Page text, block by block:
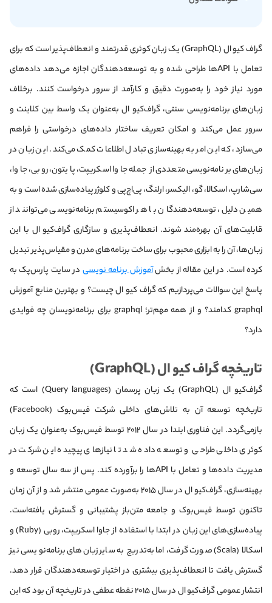
گراف‌ کیو ال (GraphQL) یک زبان کوئری قدرتمند و انعطاف‌پذیر است که برای
تعامل با APIها طراحی شده و به توسعه‌دهندگان اجازه می‌دهد داده‌های
مورد نیاز خود را به‌صورت دقیق و کارآمد از سرور درخواست کنند. برخلاف
زبان‌های برنامه‌نویسی سنتی، گراف‌کیو ال به‌عنوان یک واسط بین کلاینت و
سرور عمل می‌کند و امکان تعریف ساختار داده‌های درخواستی را فراهم
می‌سازد، که این امر به بهینه‌سازی تبادل اطلاعات کمک می‌کند. این زبان در
زبان‌های برنامه‌نویسی متعددی از جمله جاوا اسکریپت، پایتون، روبی، جاوا،
سی‌شارپ، اسکالا، گو، الیکسر، ارلنگ، پی‌اچ‌پی و کلوژر پیاده‌سازی شده است و به
همین دلیل، توسعه‌دهندگان با هر اکوسیستم برنامه‌نویسی می‌توانند از
قابلیت‌های آن بهره‌مند شوند. انعطاف‌پذیری و سازگاری گراف‌کیو ال با این
زبان‌ها، آن را به ابزاری محبوب برای ساخت برنامه‌های مدرن و مقیاس‌پذیر تبدیل
کرده است. در این مقاله از بخشآموزش برنامه نویسی در سایت پارس‌پک به
پاسخ این سوالات می‌پردازیم که گراف کیو ال چیست؟ و بهترین منابع آموزش
graphql کدامند؟ و از همه مهم‌تر؛ graphql برای برنامه‌نویسان چه فوایدی
دارد؟
تاریخچه گراف کیو ال (GraphQL)
گراف‌کیو ال (GraphQL) یک زبان پرسمان (Query languages) است که
تاریخچه توسعه آن به تلاش‌های داخلی شرکت فیس‌بوک (Facebook)
بازمی‌گردد. این فناوری ابتدا در سال ۲۰۱۲ توسط فیس‌بوک به‌عنوان یک زبان
کوئری داخلی طراحی و توسعه داده شد تا نیازهای پیچیده این شرکت در
مدیریت داده‌ها و تعامل با APIها را برآورده کند. پس از سه سال توسعه و
بهینه‌سازی، گراف‌کیو ال در سال ۲۰۱۵ به‌صورت عمومی منتشر شد و از آن زمان
تاکنون توسط فیس‌بوک و جامعه متن‌باز پشتیبانی و گسترش یافته‌است.
پیاده‌سازی‌های این زبان در ابتدا با استفاده از جاوا اسکریپت، روبی (Ruby) و
اسکالا (Scala) صورت گرفت، اما به‌تدریج به سایر زبان‌های برنامه‌نویسی نیز
گسترش یافت تا انعطاف‌پذیری بیشتری در اختیار توسعه‌دهندگان قرار دهد.
انتشار عمومی گراف‌کیو ال در سال ۲۰۱۵ نقطه عطفی در تاریخچه آن بود که این